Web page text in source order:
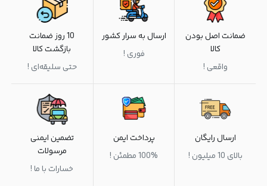
ضمانت اصل بودن
کالا
واقعی !
ارسال به سرار کشور
فوری !
10 روز ضمانت
بازگشت کالا
حتی سلیقه‌ای !
ارسال رایگان
بالای 10 میلیون !
پرداخت ایمن
100% مطمئن !
تضمین ایمنی
مرسولات
خسارات با ما !